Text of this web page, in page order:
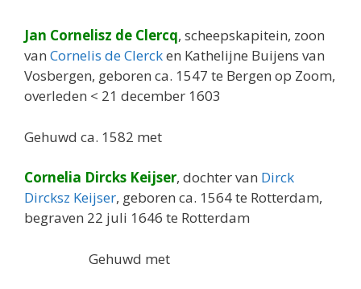
Jan Cornelisz de Clercq, scheepskapitein, zoon
van Cornelis de Clercken Kathelijne Buijens van
Vosbergen, geboren ca. 1547 te Bergen op Zoom,
overleden < 21 december 1603
Gehuwd ca. 1582 met
Cornelia Dircks Keijser, dochter van Dirck
Dircksz Keijser, geboren ca. 1564 te Rotterdam,
begraven 22 juli 1646 te Rotterdam
Gehuwd met